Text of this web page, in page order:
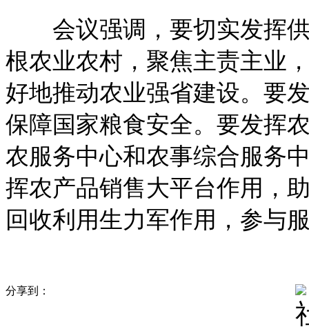
会议强调，要切实发挥供
根农业农村，聚焦主责主业
好地推动农业强省建设。要
保障国家粮食安全。要发挥
农服务中心和农事综合服务
挥农产品销售大平台作用，
回收利用生力军作用，参与
分享到：